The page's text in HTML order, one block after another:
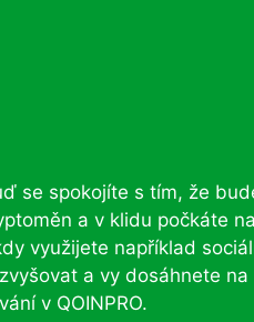
se spokojíte s tím, že
a v klidu počkáte
využijete například
a vy dosáhnete
v QOINPRO.